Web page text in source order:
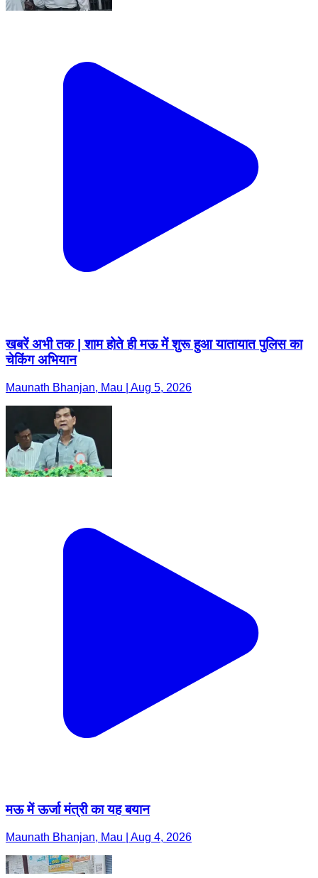
खबरें अभी तक | शाम होते ही मऊ में शुरू हुआ यातायात पुलिस का
चेकिंग अभियान
Maunath Bhanjan, Mau | Aug 5, 2026
मऊ में ऊर्जा मंत्री का यह बयान
Maunath Bhanjan, Mau | Aug 4, 2026